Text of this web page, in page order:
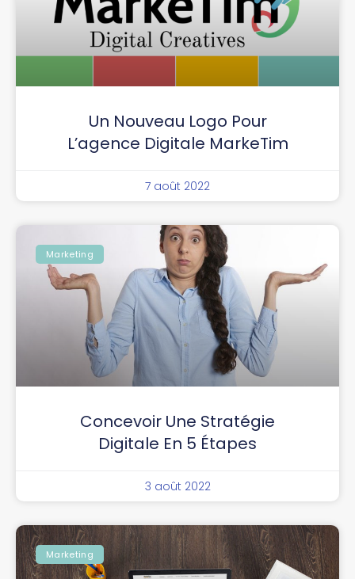
Un Nouveau Logo Pour
L’agence Digitale MarkeTim
7 août 2022
Marketing
Concevoir Une Stratégie
Digitale En 5 Étapes
3 août 2022
Marketing